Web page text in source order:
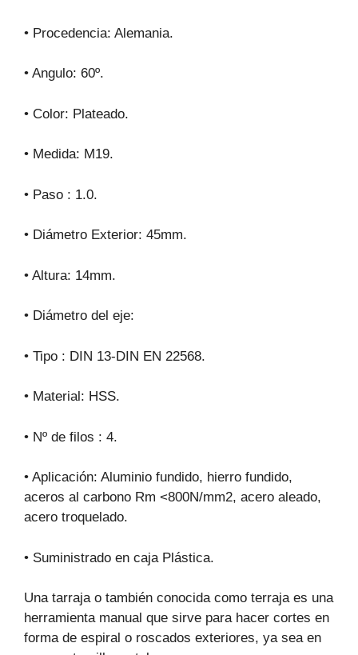
• Procedencia: Alemania.
• Angulo: 60º.
• Color: Plateado.
• Medida: M19.
• Paso : 1.0.
• Diámetro Exterior: 45mm.
• Altura: 14mm.
• Diámetro del eje:
• Tipo : DIN 13-DIN EN 22568.
• Material: HSS.
• Nº de filos : 4.
• Aplicación: Aluminio fundido, hierro fundido,
aceros al carbono Rm <800N/mm2, acero aleado,
acero troquelado.
• Suministrado en caja Plástica.
Una tarraja o también conocida como terraja es una
herramienta manual que sirve para hacer cortes en
forma de espiral o roscados exteriores, ya sea en